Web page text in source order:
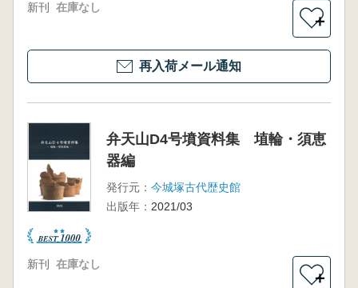
新刊 在庫なし
＋
再入荷メール通知
弁天山D4号墳資料集 埴輪・須恵
器編
発行元： 今城塚古代歴史館
出版年： 2021/03
新刊 在庫なし
＋